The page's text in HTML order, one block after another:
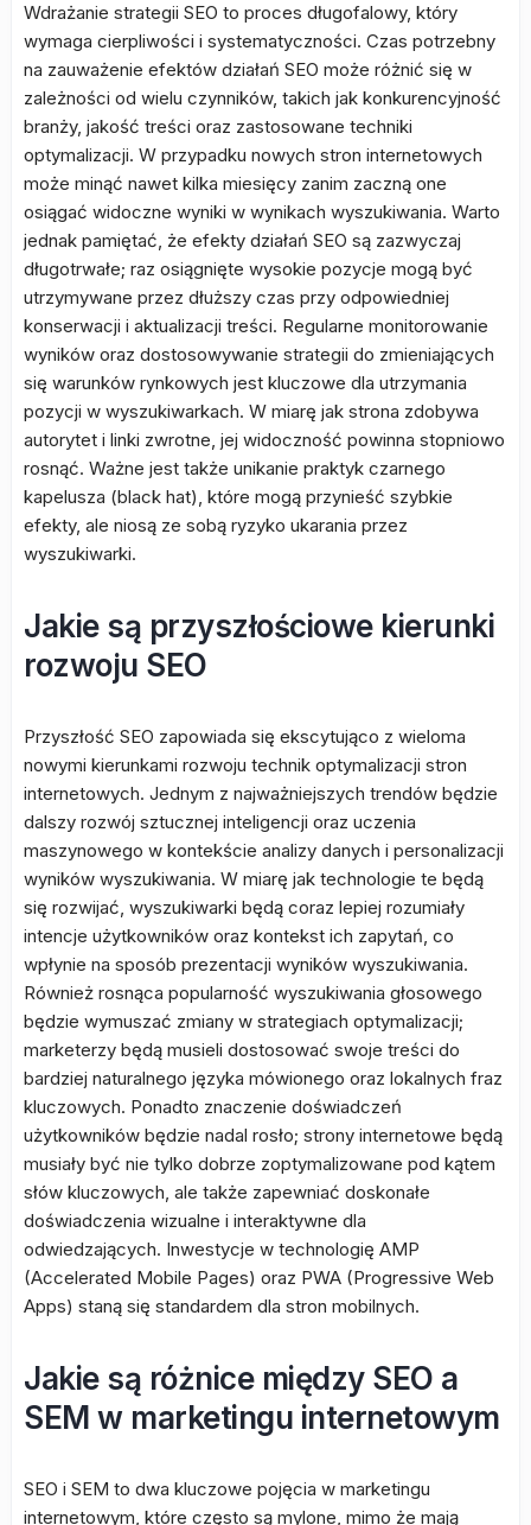
Wdrażanie strategii SEO to proces długofalowy, który
wymaga cierpliwości i systematyczności. Czas potrzebny
na zauważenie efektów działań SEO może różnić się w
zależności od wielu czynników, takich jak konkurencyjność
branży, jakość treści oraz zastosowane techniki
optymalizacji. W przypadku nowych stron internetowych
może minąć nawet kilka miesięcy zanim zaczną one
osiągać widoczne wyniki w wynikach wyszukiwania. Warto
jednak pamiętać, że efekty działań SEO są zazwyczaj
długotrwałe; raz osiągnięte wysokie pozycje mogą być
utrzymywane przez dłuższy czas przy odpowiedniej
konserwacji i aktualizacji treści. Regularne monitorowanie
wyników oraz dostosowywanie strategii do zmieniających
się warunków rynkowych jest kluczowe dla utrzymania
pozycji w wyszukiwarkach. W miarę jak strona zdobywa
autorytet i linki zwrotne, jej widoczność powinna stopniowo
rosnąć. Ważne jest także unikanie praktyk czarnego
kapelusza (black hat), które mogą przynieść szybkie
efekty, ale niosą ze sobą ryzyko ukarania przez
wyszukiwarki.
Jakie są przyszłościowe kierunki
rozwoju SEO
Przyszłość SEO zapowiada się ekscytująco z wieloma
nowymi kierunkami rozwoju technik optymalizacji stron
internetowych. Jednym z najważniejszych trendów będzie
dalszy rozwój sztucznej inteligencji oraz uczenia
maszynowego w kontekście analizy danych i personalizacji
wyników wyszukiwania. W miarę jak technologie te będą
się rozwijać, wyszukiwarki będą coraz lepiej rozumiały
intencje użytkowników oraz kontekst ich zapytań, co
wpłynie na sposób prezentacji wyników wyszukiwania.
Również rosnąca popularność wyszukiwania głosowego
będzie wymuszać zmiany w strategiach optymalizacji;
marketerzy będą musieli dostosować swoje treści do
bardziej naturalnego języka mówionego oraz lokalnych fraz
kluczowych. Ponadto znaczenie doświadczeń
użytkowników będzie nadal rosło; strony internetowe będą
musiały być nie tylko dobrze zoptymalizowane pod kątem
słów kluczowych, ale także zapewniać doskonałe
doświadczenia wizualne i interaktywne dla
odwiedzających. Inwestycje w technologię AMP
(Accelerated Mobile Pages) oraz PWA (Progressive Web
Apps) staną się standardem dla stron mobilnych.
Jakie są różnice między SEO a
SEM w marketingu internetowym
SEO i SEM to dwa kluczowe pojęcia w marketingu
internetowym, które często są mylone, mimo że mają